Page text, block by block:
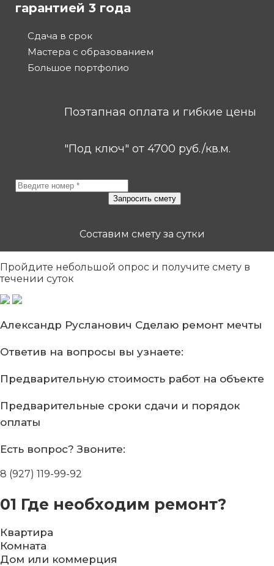
гарантией 3 года
Сдача в срок
Мастера с образованием
Большое портфолио
Поэтапная оплата и гибкие цены
"Под ключ" от 4700 руб./кв.м.
Составим смету за сутки
Пройдите небольшой опрос и получите смету в
течении суток
Александр Русланович Сделаю ремонт мечты
Ответив на вопросы вы узнаете:
Предварительную стоимость работ на объекте
Предварительные сроки сдачи и порядок
оплаты
Есть вопрос? Звоните:
8 (927) 119-99-92
01 Где необходим ремонт?
Квартира
Комната
Дом или коммерция